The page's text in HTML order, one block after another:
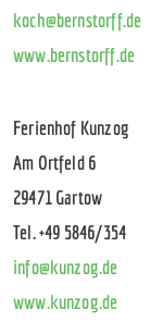
koch@bernstorff.de
www.bernstorff.de
Ferienhof Kunzog
Am Ortfeld 6
29471 Gartow
Tel. +49 5846/354
info@kunzog.de
www.kunzog.de